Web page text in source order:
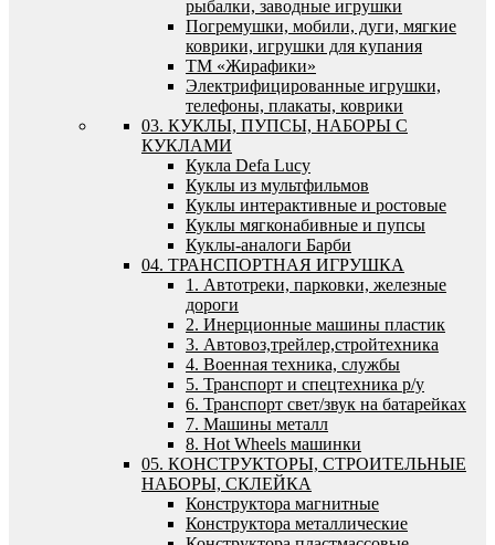
рыбалки, заводные игрушки
Погремушки, мобили, дуги, мягкие
коврики, игрушки для купания
ТМ «Жирафики»
Электрифицированные игрушки,
телефоны, плакаты, коврики
03. КУКЛЫ, ПУПСЫ, НАБОРЫ С
КУКЛАМИ
Кукла Defa Lucy
Куклы из мультфильмов
Куклы интерактивные и ростовые
Куклы мягконабивные и пупсы
Куклы-аналоги Барби
04. ТРАНСПОРТНАЯ ИГРУШКА
1. Автотреки, парковки, железные
дороги
2. Инерционные машины пластик
3. Автовоз,трейлер,стройтехника
4. Военная техника, службы
5. Транспорт и спецтехника р/у
6. Транспорт свет/звук на батарейках
7. Машины металл
8. Hot Wheels машинки
05. КОНСТРУКТОРЫ, СТРОИТЕЛЬНЫЕ
НАБОРЫ, СКЛЕЙКА
Конструктора магнитные
Конструктора металлические